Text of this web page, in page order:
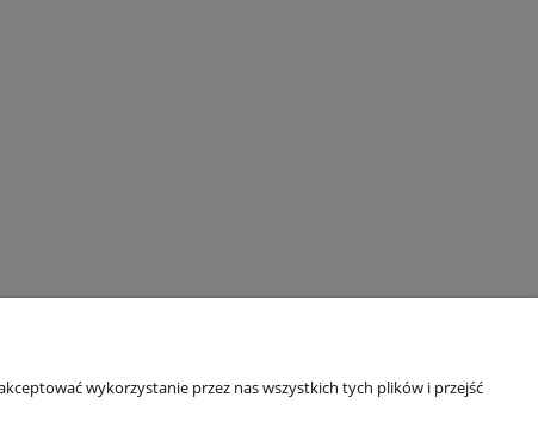
O nas
wykorzystanie przez nas wszystkich tych plików i przejść